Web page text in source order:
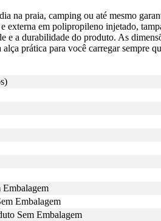
na praia, camping ou até mesmo
externa em polipropileno injetado,
e a durabilidade do produto. As
prática para você carregar sempre
Embalagem
Embalagem
Sem Embalagem